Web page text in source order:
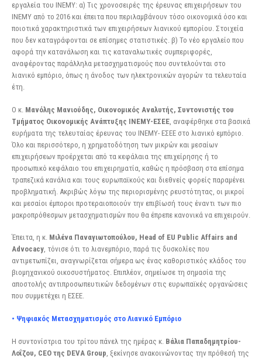
εργαλεία του ΙΝΕΜΥ: α) Tις χρονοσειρές της έρευνας επιχειρήσεων του
ΙΝΕΜΥ από το 2016 και έπειτα που περιλαμβάνουν τόσο οικονομικά όσο και
ποιοτικά χαρακτηριστικά των επιχειρήσεων λιανικού εμπορίου. Στοιχεία
που δεν καταγράφονται σε επίσημες στατιστικές. β) Το νέο εργαλείο που
αφορά την κατανάλωση και τις καταναλωτικές συμπεριφορές,
αναφέροντας παράλληλα μετασχηματισμούς που συντελούνται στο
λιανικό εμπόριο, όπως η άνοδος των ηλεκτρονικών αγορών τα τελευταία
έτη.
Ο κ. Μανόλης Μανιούδης, Οικονομικός Αναλυτής, Συντονιστής του
Τμήματος Οικονομικής Ανάπτυξης ΙΝΕΜΥ-ΕΣΕΕ , αναφέρθηκε στα βασικά
ευρήματα της τελευταίας έρευνας του ΙΝΕΜΥ- ΕΣΕΕ στο λιανικό εμπόριο.
Όλο και περισσότερο, η χρηματοδότηση των μικρών και μεσαίων
επιχειρήσεων προέρχεται από τα κεφάλαια της επιχείρησης ή το
προσωπικό κεφάλαιο του επιχειρηματία, καθώς η πρόσβαση στα επίσημα
τραπεζικά κανάλια και τους ευρωπαϊκούς και διεθνείς φορείς παραμένει
προβληματική. Ακριβώς λόγω της περιορισμένης ρευστότητας, οι μικροί
και μεσαίοι έμποροι προτεραιοποιούν την επιβίωσή τους έναντι των πιο
μακροπρόθεσμων μετασχηματισμών που θα έπρεπε κανονικά να επιχειρούν.
Έπειτα, η κ. Μιλένα Παναγιωτοπούλου, Head of EU Public Affairs and
Advocacy, τόνισε ότι το λιανεμπόριο, παρά τις δυσκολίες που
αντιμετωπίζει, αναγνωρίζεται σήμερα ως ένας καθοριστικός κλάδος του
βιομηχανικού οικοσυστήματος. Επιπλέον, σημείωσε τη σημασία της
αποστολής αντιπροσωπευτικών δεδομένων στις ευρωπαϊκές οργανώσεις
που συμμετέχει η ΕΣΕΕ.
• Ψηφιακός Μετασχηματισμός στο Λιανικό Εμπόριο
Η συντονίστρια του τρίτου πάνελ της ημέρας κ. Βάλια Παπαδημητρίου-
Λοΐζου, CEO της DEVA Group , ξεκίνησε ανακοινώνοντας την πρόθεσή της